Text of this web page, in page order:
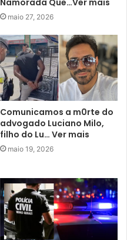
maio 27, 2026
Comunicamos a m0rte do
advogado Luciano Milo,
filho do Lu… Ver mais
maio 19, 2026